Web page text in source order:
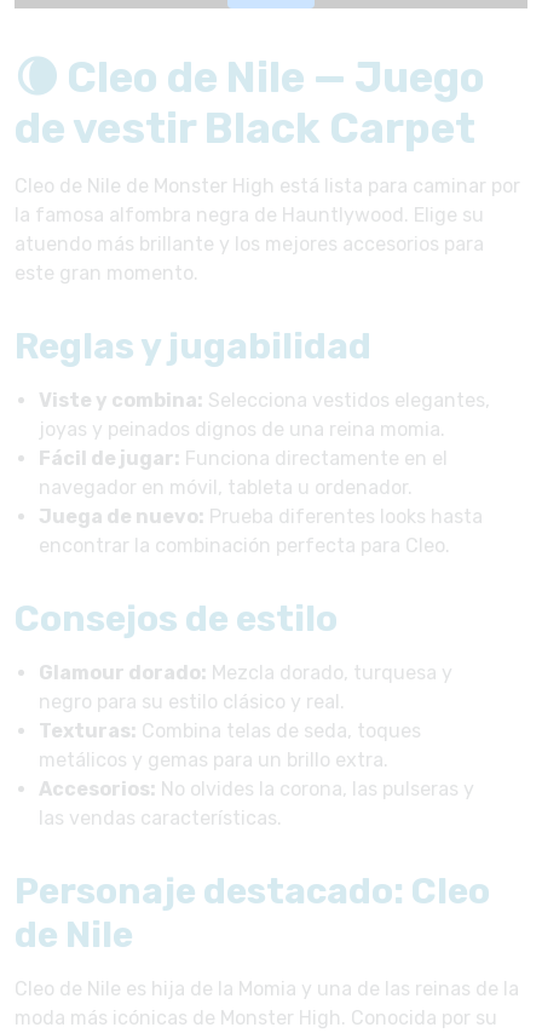
🌘 Cleo de Nile — Juego
de vestir Black Carpet
Cleo de Nile de Monster High está lista para caminar por
la famosa alfombra negra de Hauntlywood. Elige su
atuendo más brillante y los mejores accesorios para
este gran momento.
Reglas y jugabilidad
Viste y combina: Selecciona vestidos elegantes,
joyas y peinados dignos de una reina momia.
Fácil de jugar: Funciona directamente en el
navegador en móvil, tableta u ordenador.
Juega de nuevo: Prueba diferentes looks hasta
encontrar la combinación perfecta para Cleo.
Consejos de estilo
Glamour dorado: Mezcla dorado, turquesa y
negro para su estilo clásico y real.
Texturas: Combina telas de seda, toques
metálicos y gemas para un brillo extra.
Accesorios: No olvides la corona, las pulseras y
las vendas características.
Personaje destacado: Cleo
de Nile
Cleo de Nile es hija de la Momia y una de las reinas de la
moda más icónicas de Monster High. Conocida por su